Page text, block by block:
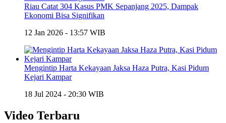
Riau Catat 304 Kasus PMK Sepanjang 2025, Dampak
Ekonomi Bisa Signifikan
12 Jan 2026 - 13:57 WIB
Mengintip Harta Kekayaan Jaksa Haza Putra, Kasi Pidum
Kejari Kampar
18 Jul 2024 - 20:30 WIB
Video Terbaru